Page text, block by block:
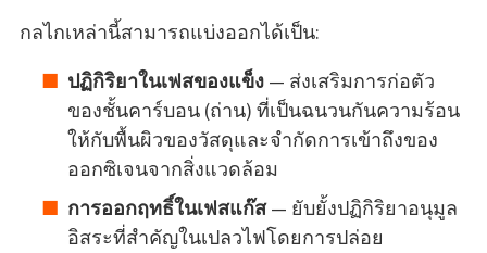
กลไกเหล่านี้สามารถแบ่งออกได้เป็น:
ปฏิกิริยาในเฟสของแข็ง— ส่งเสริมการก่อตัว
ของชั้นคาร์บอน (ถ่าน) ที่เป็นฉนวนกันความร้อน
ให้กับพื้นผิวของวัสดุและจำกัดการเข้าถึงของ
ออกซิเจนจากสิ่งแวดล้อม
การออกฤทธิ์ในเฟสแก๊ส— ยับยั้งปฏิกิริยาอนุมูล
อิสระที่สำคัญในเปลวไฟโดยการปล่อย